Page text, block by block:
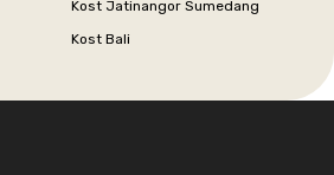
Kost Jatinangor Sumedang
Kost Bali